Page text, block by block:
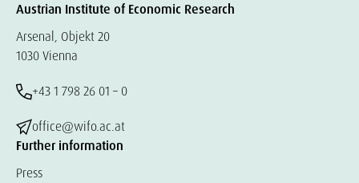
Austrian Institute of Economic Research
Arsenal, Objekt 20
1030 Vienna
+43 1 798 26 01 – 0
office@wifo.ac.at
Further information
Press